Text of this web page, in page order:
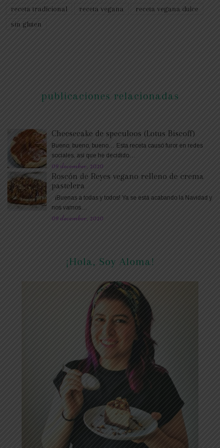
receta tradicional
receta vegana
receta vegana dulce
sin gluten
publicaciones relacionadas
Cheesecake de speculoos (Lotus Biscoff)
Bueno, bueno, bueno… Esta receta causó furor en redes
sociales, así que he decidido…
09 december, 2020
Roscón de Reyes vegano relleno de crema
pastelera
¡Buenas a todas y todos! Ya se está acabando la Navidad y
nos vamos…
09 december, 2020
¡Hola, Soy Aloma!